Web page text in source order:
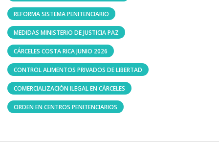
REFORMA SISTEMA PENITENCIARIO
MEDIDAS MINISTERIO DE JUSTICIA PAZ
CÁRCELES COSTA RICA JUNIO 2026
CONTROL ALIMENTOS PRIVADOS DE LIBERTAD
COMERCIALIZACIÓN ILEGAL EN CÁRCELES
ORDEN EN CENTROS PENITENCIARIOS